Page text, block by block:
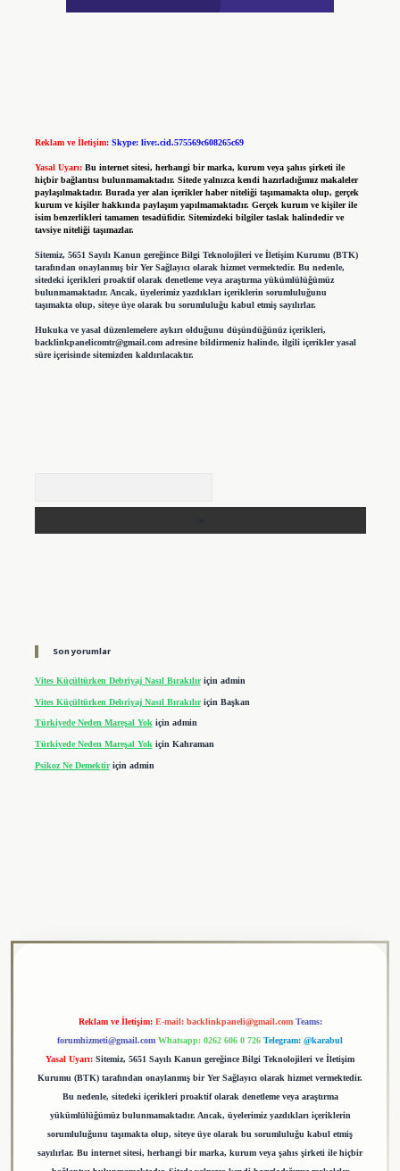
Reklam ve İletişim: Skype: live:.cid.575569c608265c69
Yasal Uyarı: Bu internet sitesi, herhangi bir marka, kurum veya şahıs şirketi ile
hiçbir bağlantısı bulunmamaktadır. Sitede yalnızca kendi hazırladığımız makaleler
paylaşılmaktadır. Burada yer alan içerikler haber niteliği taşımamakta olup, gerçek
kurum ve kişiler hakkında paylaşım yapılmamaktadır. Gerçek kurum ve kişiler ile
isim benzerlikleri tamamen tesadüfidir. Sitemizdeki bilgiler taslak halindedir ve
tavsiye niteliği taşımazlar.
Sitemiz, 5651 Sayılı Kanun gereğince Bilgi Teknolojileri ve İletişim Kurumu (BTK)
tarafından onaylanmış bir Yer Sağlayıcı olarak hizmet vermektedir. Bu nedenle,
sitedeki içerikleri proaktif olarak denetleme veya araştırma yükümlülüğümüz
bulunmamaktadır. Ancak, üyelerimiz yazdıkları içeriklerin sorumluluğunu
taşımakta olup, siteye üye olarak bu sorumluluğu kabul etmiş sayılırlar.
Hukuka ve yasal düzenlemelere aykırı olduğunu düşündüğünüz içerikleri,
backlinkpanelicomtr@gmail.comadresine bildirmeniz halinde, ilgili içerikler yasal
süre içerisinde sitemizden kaldırılacaktır.
Son yorumlar
Vites Küçültürken Debriyaj Nasıl Bırakılıriçin admin
Vites Küçültürken Debriyaj Nasıl Bırakılıriçin Başkan
Türkiyede Neden Mareşal Yokiçin admin
Türkiyede Neden Mareşal Yok için Kahraman
Psikoz Ne Demektiriçin admin
Reklam ve İletişim: E-mail: backlinkpaneli@gmail.com Teams:
forumhizmeti@gmail.com Whatsapp: 0262 606 0 726 Telegram: @karabul
Yasal Uyarı: Sitemiz, 5651 Sayılı Kanun gereğince Bilgi Teknolojileri ve İletişim
Kurumu (BTK) tarafından onaylanmış bir Yer Sağlayıcı olarak hizmet vermektedir.
Bu nedenle, sitedeki içerikleri proaktif olarak denetleme veya araştırma
yükümlülüğümüz bulunmamaktadır. Ancak, üyelerimiz yazdıkları içeriklerin
sorumluluğunu taşımakta olup, siteye üye olarak bu sorumluluğu kabul etmiş
sayılırlar. Bu internet sitesi, herhangi bir marka, kurum veya şahıs şirketi ile hiçbir